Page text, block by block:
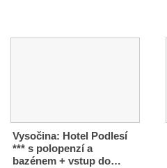
Vysočina: Hotel Podlesí
*** s polopenzí a
bazénem + vstup do…